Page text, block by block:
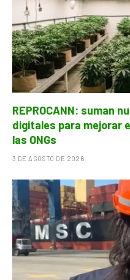
REPROCANN: suman
digitales para mejorar
las ONGs
3 DE AGOSTO DE 2026